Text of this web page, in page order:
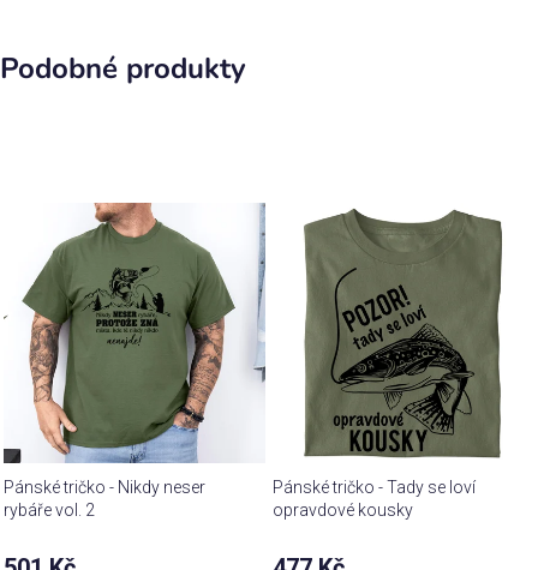
Podobné produkty
Pánské tričko - Nikdy neser
rybáře vol. 2
Pánské tričko - Tady se loví
opravdové kousky